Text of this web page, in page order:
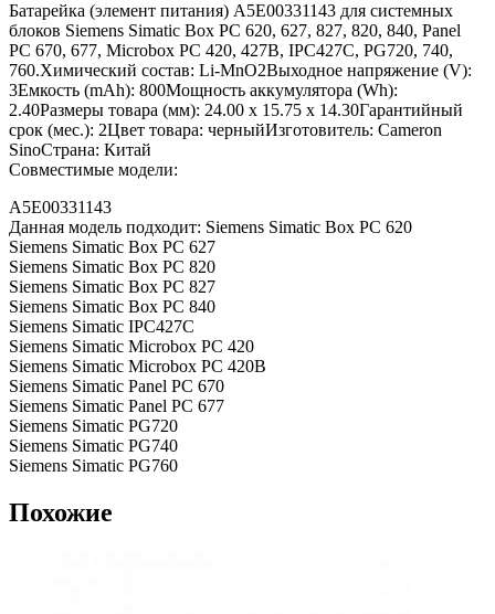
Батарейка (элемент питания) A5E00331143 для системных
блоков Siemens Simatic Box PC 620, 627, 827, 820, 840, Panel
PC 670, 677, Microbox PC 420, 427B, IPC427C, PG720, 740,
760.Химический состав: Li-MnO2Выходное напряжение (V):
3Емкость (mAh): 800Мощность аккумулятора (Wh):
2.40Размеры товара (мм): 24.00 x 15.75 x 14.30Гарантийный
срок (мес.): 2Цвет товара: черныйИзготовитель: Cameron
SinoСтрана: Китай
Совместимые модели:
A5E00331143
Данная модель подходит: Siemens Simatic Box PC 620
Siemens Simatic Box PC 627
Siemens Simatic Box PC 820
Siemens Simatic Box PC 827
Siemens Simatic Box PC 840
Siemens Simatic IPC427C
Siemens Simatic Microbox PC 420
Siemens Simatic Microbox PC 420B
Siemens Simatic Panel PC 670
Siemens Simatic Panel PC 677
Siemens Simatic PG720
Siemens Simatic PG740
Siemens Simatic PG760
Похожие